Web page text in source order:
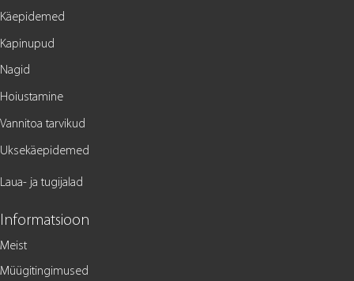
Käepidemed
Kapinupud
Nagid
Hoiustamine
Vannitoa tarvikud
Uksekäepidemed
Laua- ja tugijalad
Informatsioon
Meist
Müügitingimused